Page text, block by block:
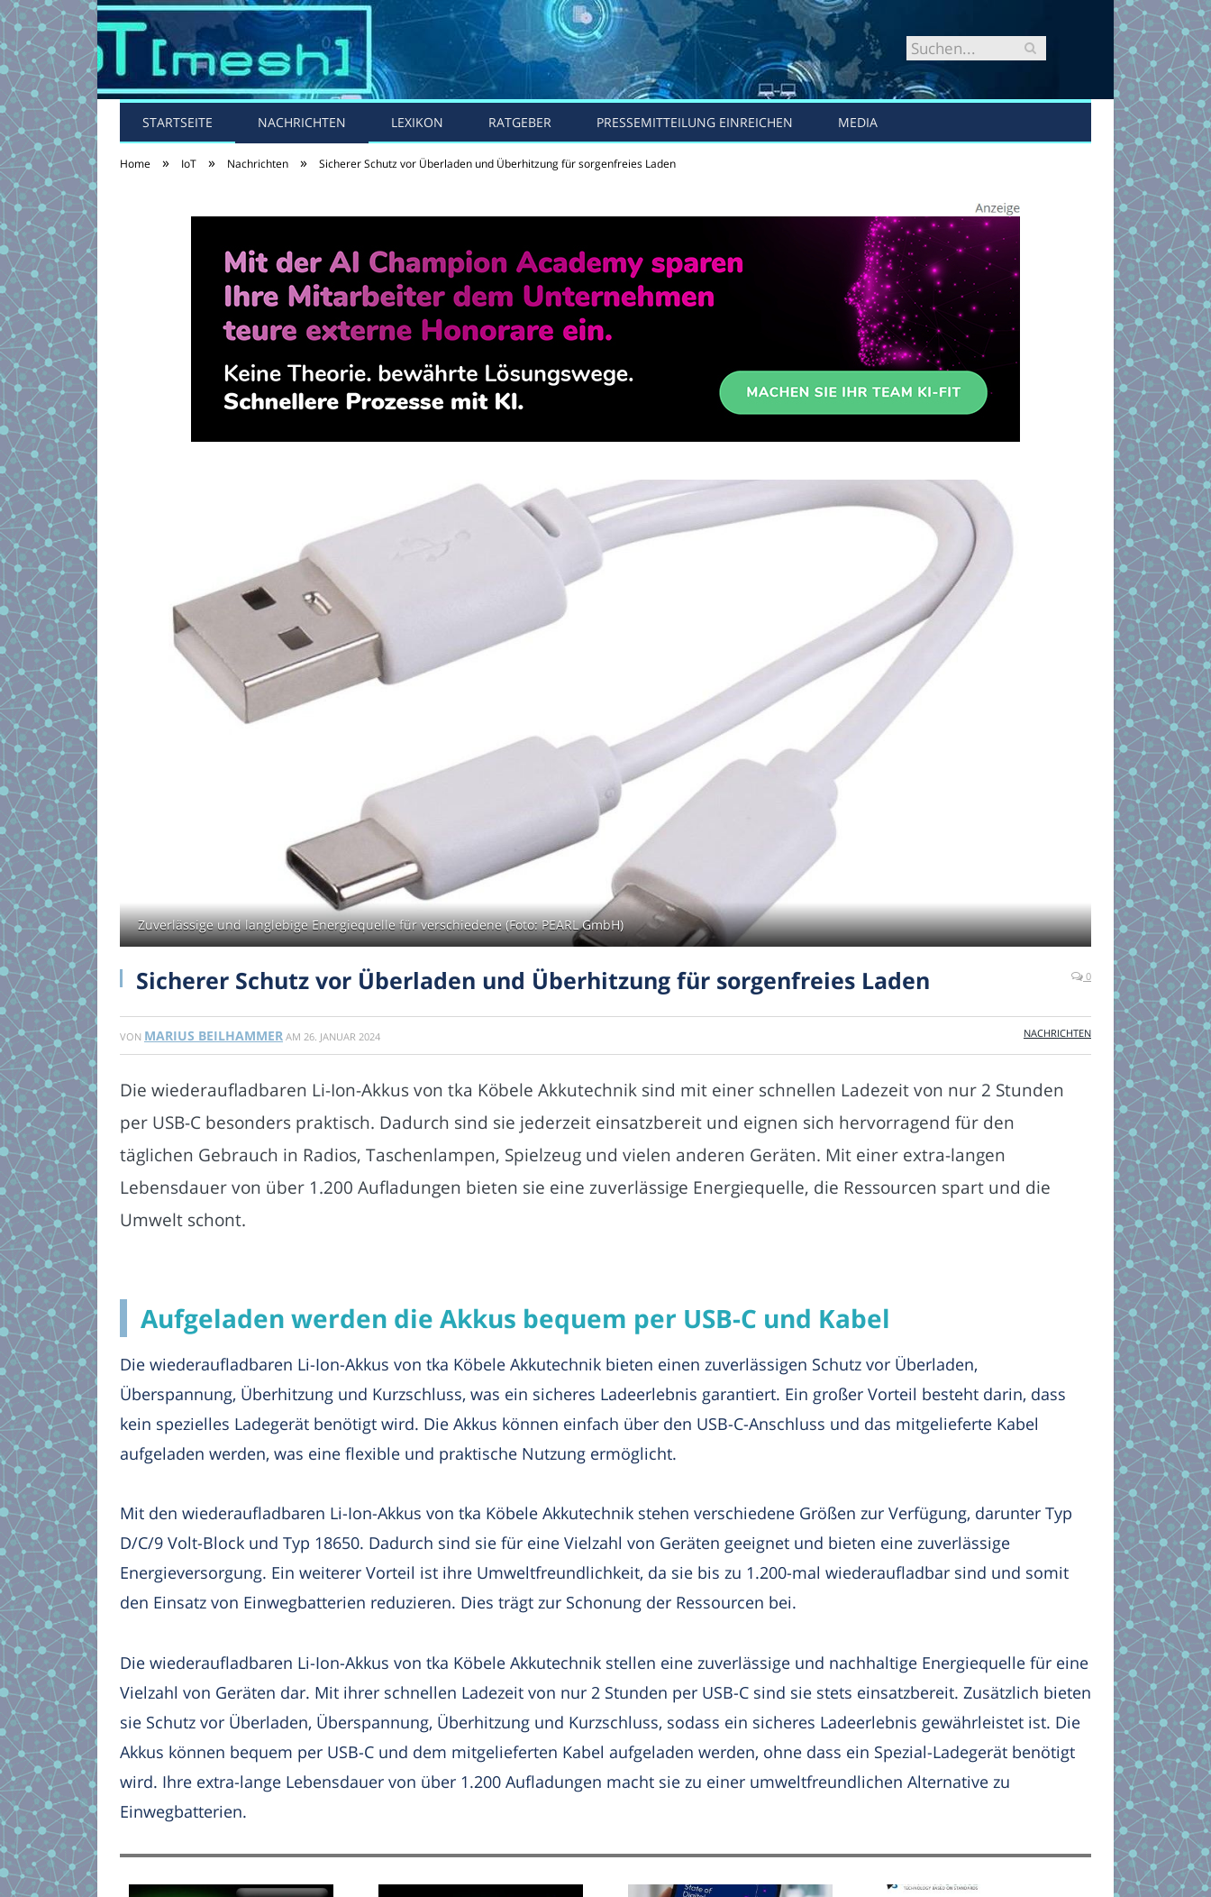
STARTSEITE NACHRICHTEN LEXIKON RATGEBER PRESSEMITTEILUNG EINREICHEN MEDIA
Home » IoT » Nachrichten » Sicherer Schutz vor Überladen und Überhitzung für sorgenfreies Laden
Zuverlässige und langlebige Energiequelle für verschiedene (Foto: PEARL GmbH)
Sicherer Schutz vor Überladen und Überhitzung für sorgenfreies Laden 0
VON MARIUS BEILHAMMER AM 26. JANUAR 2024 NACHRICHTEN
Die wiederaufladbaren Li-Ion-Akkus von tka Köbele Akkutechnik sind mit einer schnellen Ladezeit von nur 2 Stunden
per USB-C besonders praktisch. Dadurch sind sie jederzeit einsatzbereit und eignen sich hervorragend für den
täglichen Gebrauch in Radios, Taschenlampen, Spielzeug und vielen anderen Geräten. Mit einer extra-langen
Lebensdauer von über 1.200 Aufladungen bieten sie eine zuverlässige Energiequelle, die Ressourcen spart und die
Umwelt schont.
Aufgeladen werden die Akkus bequem per USB-C und Kabel
Die wiederaufladbaren Li-Ion-Akkus von tka Köbele Akkutechnik bieten einen zuverlässigen Schutz vor Überladen,
Überspannung, Überhitzung und Kurzschluss, was ein sicheres Ladeerlebnis garantiert. Ein großer Vorteil besteht darin, dass
kein spezielles Ladegerät benötigt wird. Die Akkus können einfach über den USB-C-Anschluss und das mitgelieferte Kabel
aufgeladen werden, was eine flexible und praktische Nutzung ermöglicht.
Mit den wiederaufladbaren Li-Ion-Akkus von tka Köbele Akkutechnik stehen verschiedene Größen zur Verfügung, darunter Typ
D/C/9 Volt-Block und Typ 18650. Dadurch sind sie für eine Vielzahl von Geräten geeignet und bieten eine zuverlässige
Energieversorgung. Ein weiterer Vorteil ist ihre Umweltfreundlichkeit, da sie bis zu 1.200-mal wiederaufladbar sind und somit
den Einsatz von Einwegbatterien reduzieren. Dies trägt zur Schonung der Ressourcen bei.
Die wiederaufladbaren Li-Ion-Akkus von tka Köbele Akkutechnik stellen eine zuverlässige und nachhaltige Energiequelle für eine
Vielzahl von Geräten dar. Mit ihrer schnellen Ladezeit von nur 2 Stunden per USB-C sind sie stets einsatzbereit. Zusätzlich bieten
sie Schutz vor Überladen, Überspannung, Überhitzung und Kurzschluss, sodass ein sicheres Ladeerlebnis gewährleistet ist. Die
Akkus können bequem per USB-C und dem mitgelieferten Kabel aufgeladen werden, ohne dass ein Spezial-Ladegerät benötigt
wird. Ihre extra-lange Lebensdauer von über 1.200 Aufladungen macht sie zu einer umweltfreundlichen Alternative zu
Einwegbatterien.